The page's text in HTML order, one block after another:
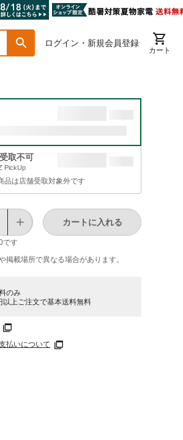
ログイン・新規会員登録
カート
取不可
PickUp
品は店舗受取対象外です
です
カートに入れる
掲載場所で​異なる​場合が​あります。
のみ
以上ご注文で基本送料無料
払いについて